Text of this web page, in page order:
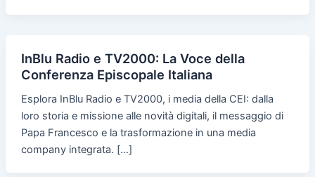
InBlu Radio e TV2000: La Voce della
Conferenza Episcopale Italiana
Esplora InBlu Radio e TV2000, i media della CEI: dalla
loro storia e missione alle novità digitali, il messaggio di
Papa Francesco e la trasformazione in una media
company integrata. […]